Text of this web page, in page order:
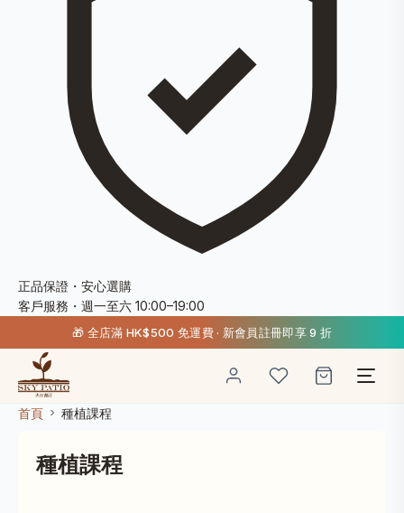
正品保證・安心選購
客戶服務・週一至六 10:00–19:00
🎁 全店滿 HK$500 免運費 · 新會員註冊即享 9 折
首頁 種植課程
種植課程